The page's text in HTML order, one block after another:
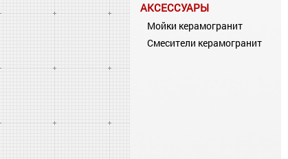
АКСЕССУАРЫ
Мойки керамогранит
Смесители керамогранит